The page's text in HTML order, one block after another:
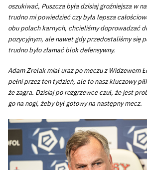
oszukiwać, Puszcza była dzisiaj groźniejsza w
trudno mi powiedzieć czy była lepsza
obu polach karnych, chcieliśmy doprowadzać
pozycyjnym, ale nawet gdy przedostaliśmy się
trudno było złamać blok defensywny.
Adam Zrelak miał uraz po meczu z Widzewem
pełni przez ten tydzień, ale to nasz kluczowy
że zagra. Dzisiaj po rozgrzewce czuł, że jest
go na nogi, żeby był gotowy na następny mecz.